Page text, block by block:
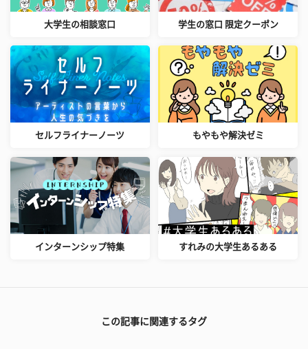
大学生の相談窓口 学生の窓口 限定クーポン
セルフライナーノーツ もやもや解決ゼミ
インターンシップ特集 すれみの大学生あるある
この記事に関連するタグ